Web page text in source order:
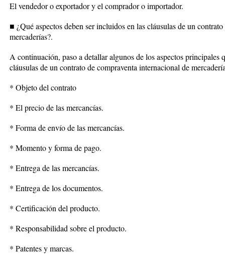
El vendedor o exportador y el comprador o importador.
■ ¿Qué aspectos deben ser incluidos en las cláusulas de un
mercaderías?.
A continuación, paso a detallar algunos de los aspectos principales
cláusulas de un contrato de compraventa internacional de
* Objeto del contrato
* El precio de las mercancías.
* Forma de envío de las mercancías.
* Momento y forma de pago.
* Entrega de las mercancías.
* Entrega de los documentos.
* Certificación del producto.
* Responsabilidad sobre el producto.
* Patentes y marcas.